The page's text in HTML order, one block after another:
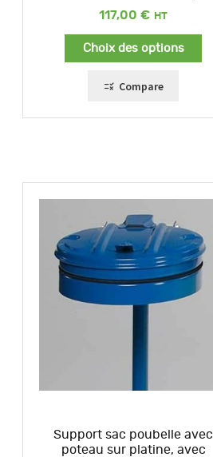
117,00 €
Choix des options
Compare
Support sac poubelle avec
poteau sur platine, avec